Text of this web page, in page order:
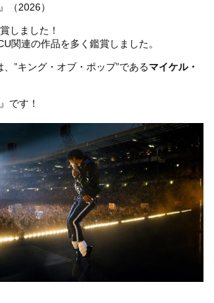
（2026）
しました！
関連の作品を多く鑑賞しました。
”キング・オブ・ポップ”であるマイケル・
』です！